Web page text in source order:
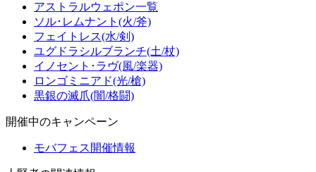
アストラルウェポン一覧
ソル･レムナント(火/斧)
フェイトレス(水/剣)
ユグドラシルブランチ(土/杖)
イノセント･ラヴ(風/楽器)
ロンゴミニアド(光/槍)
黒銀の滅爪(闇/格闘)
開催中のキャンペーン
モバフェス開催情報